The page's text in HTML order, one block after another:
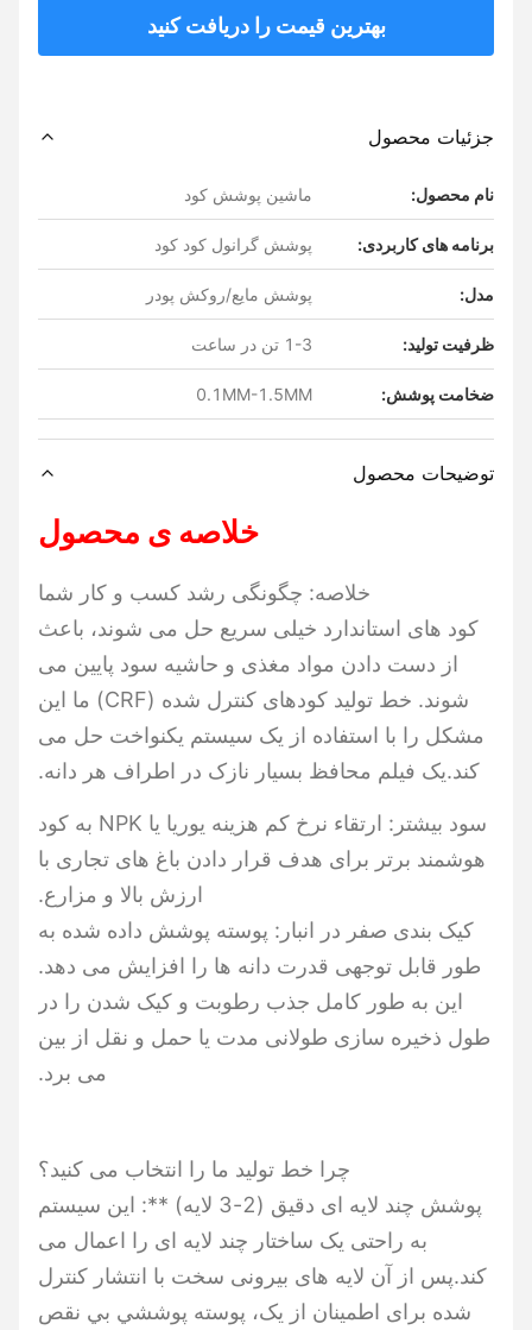
بهترین قیمت را دریافت کنید
جزئیات محصول
نام محصول: ماشین پوشش کود
برنامه های کاربردی: پوشش گرانول کود کود
پوشش مایع/روکش پودر
ظرفیت تولید:
ضخامت پوشش: 0.1MM-1.5MM
توضیحات محصول
خلاصه ی محصول
خلاصه: چگونگی رشد کسب و کار شما
کود های استاندارد خیلی سریع حل می شوند، باعث
از دست دادن مواد مغذی و حاشیه سود پایین می
شوند. خط تولید کودهای کنترل شده (CRF) ما این
مشکل را با استفاده از یک سیستم یکنواخت حل می
کند.یک فیلم محافظ بسیار نازک در اطراف هر دانه.
سود بیشتر: ارتقاء نرخ کم هزینه یوریا یا NPK به کود
هوشمند برتر برای هدف قرار دادن باغ های تجاری با
ارزش بالا و مزارع.
کیک بندی صفر در انبار: پوسته پوشش داده شده به
طور قابل توجهی قدرت دانه ها را افزایش می دهد.
این به طور کامل جذب رطوبت و کیک شدن را در
طول ذخیره سازی طولانی مدت یا حمل و نقل از بین
می برد.
چرا خط تولید ما را انتخاب می کنید؟
پوشش چند لایه ای دقیق (2-3 لایه) **: این سیستم
به راحتی یک ساختار چند لایه ای را اعمال می
کند.پس از آن لایه های بیرونی سخت با انتشار کنترل
شده برای اطمینان از یک، پوسته پوششي بي نقص